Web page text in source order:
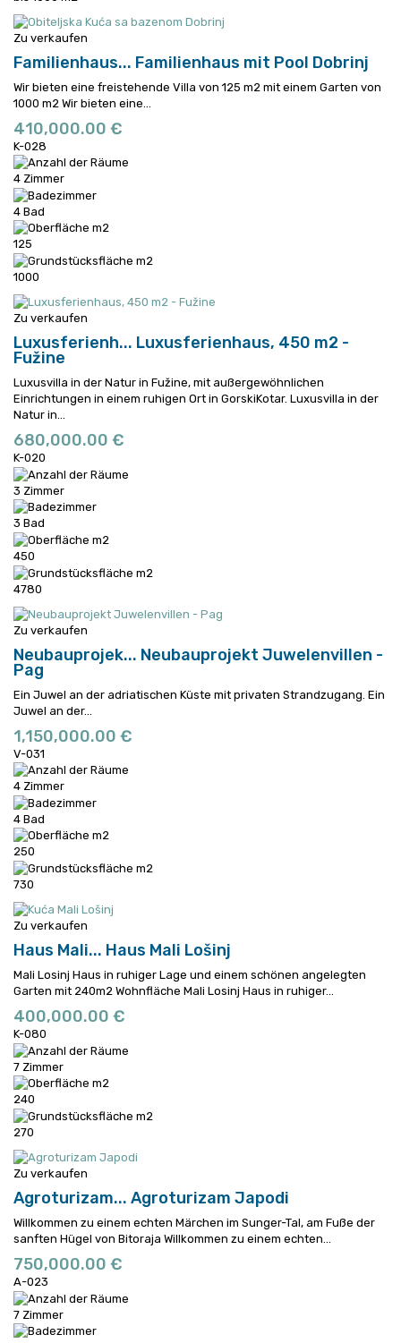
Zu verkaufen
Familienhaus... Familienhaus mit Pool Dobrinj
Wir bieten eine freistehende Villa von 125 m2 mit einem Garten von
1000 m2 Wir bieten eine...
410,000.00 €
K-028
4 Zimmer
4 Bad
125
1000
Zu verkaufen
Luxusferienh... Luxusferienhaus, 450 m2 -
Fužine
Luxusvilla in der Natur in Fužine, mit außergewöhnlichen
Einrichtungen in einem ruhigen Ort in GorskiKotar. Luxusvilla in der
Natur in...
680,000.00 €
K-020
3 Zimmer
3 Bad
450
4780
Zu verkaufen
Neubauprojek... Neubauprojekt Juwelenvillen -
Pag
Ein Juwel an der adriatischen Küste mit privaten Strandzugang. Ein
Juwel an der...
1,150,000.00 €
V-031
4 Zimmer
4 Bad
250
730
Zu verkaufen
Haus Mali... Haus Mali Lošinj
Mali Losinj Haus in ruhiger Lage und einem schönen angelegten
Garten mit 240m2 Wohnfläche Mali Losinj Haus in ruhiger...
400,000.00 €
K-080
7 Zimmer
240
270
Zu verkaufen
Agroturizam... Agroturizam Japodi
Willkommen zu einem echten Märchen im Sunger-Tal, am Fuße der
sanften Hügel von Bitoraja Willkommen zu einem echten...
750,000.00 €
A-023
7 Zimmer